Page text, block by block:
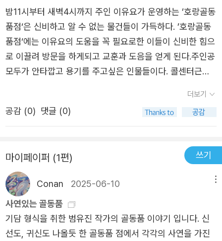
이는 장면이나 그간 불화하던 이웃들과 오해를 풀고 정담을
나누는 모습은 따스한 감동을 준다. 아직 쓰이지 않은 호랑
골동품점의 미래를 독자들이 상상하도록 이끌며 생에 대한
희망을 불어넣어준다. “손님이 산 물건은 손님의 것입니다.
애프터서비스로 문제가 생기면 언제든 상담에 응해드릴 테
점을 나왔다. 어두운 골목에 드리워진 호랑점의 희미하고도
긴 불빛이 포근했다. 채주연은 그 빛을 따라 걸었다. _217쪽
밤11시부터 새벽4시까지 주인 이유요가 운영하는 ’호랑골동
품점‘은 신비하고 알 수 없는 물건들이 가득하다. ’호랑골동
품점‘에는 이유요의 도움을 꼭 필요로한 이들이 신비한 힘으
로 이끌려 방문을 하게되고 교훈과 도음을 얻게 된다.주인공
모두가 안타깝고 용기를 주고싶은 인물들이다. 콜센터근무
왕따 당하는 꼬마소녀 하연, 친구들을 잃고 자신의 꿈도, 생
도 포기하려하는 지운, 학교폭력에서 현재까지 당하고있는
마음도 오갈데없이 지친 주인공들이 등장하는데 ’호랑골동
품점‘의 어떤 한 물건에 이끌리게 되고 자신도 모르게 물건
을 훔치기도, 구매를 하기도 한다.이렇게 주인공들의 품에
들어온 물건들에 의해 자신의 지나온 행동에 대해 반성하기
도, 오히려 구원을 받기도 하는데 전반적인 내용은 힐링소설
느낌으로 느껴질 수 있지만, 오싹함이 가미된 호러힐링소설
로 새로운 장르의 소설을 읽는 듯 했다. 고된 근무환경, 이혼
더보기
공감 (0) 댓글 (0)
마이페이퍼 (1편) 쓰기
Conan 2025-06-10
사연있는 골동품
기담 형식을 취한 범유진 작가의 골동품 이야기 입니다. 신
선도, 귀신도 나올듯 한 골동품 점에서 각각의 사연을 가진